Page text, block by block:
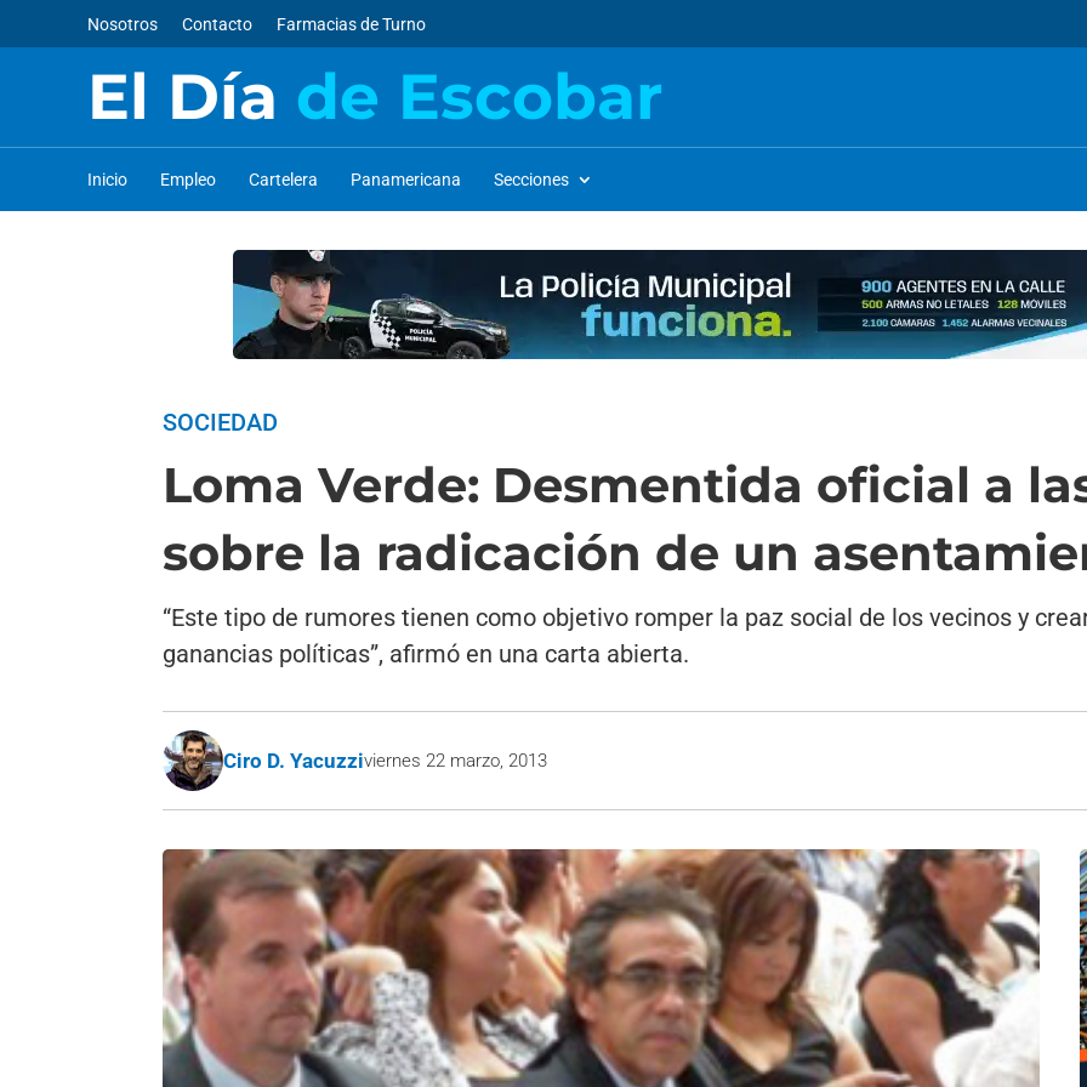
Nosotros Contacto Farmacias de Turno
El Día de Escobar
Inicio Empleo Cartelera Panamericana Secciones
SOCIEDAD
Loma Verde: Desmentida oficial a
sobre la radicación de un
“Este tipo de rumores tienen como objetivo romper la paz social de los vecinos y
ganancias políticas”, afirmó en una carta abierta.
Ciro D. Yacuzziviernes 22 marzo, 2013